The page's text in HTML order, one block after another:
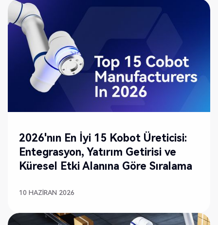
2026'nın En İyi 15 Kobot Üreticisi:
Entegrasyon, Yatırım Getirisi ve
Küresel Etki Alanına Göre Sıralama
10 HAZIRAN 2026